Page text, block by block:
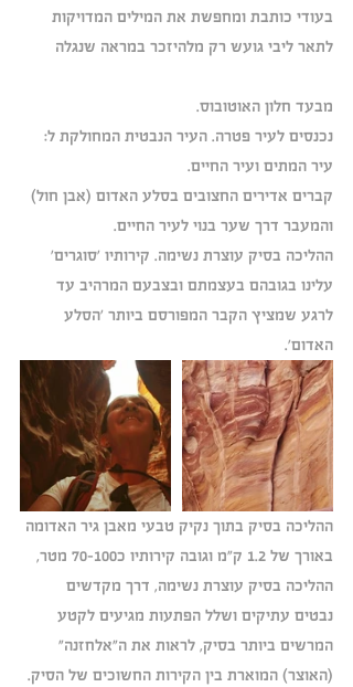
בעודי כותבת ומחפשת את המילים המדויקות
לתאר ליבי גועש רק מלהיזכר במראה שנגלה
מבעד חלון האוטובוס.
נכנסים לעיר פטרה. העיר הנבטית המחולקת ל:
עיר המתים ועיר החיים.
קברים אדירים החצובים בסלע האדום (אבן חול)
והמעבר דרך שער בנוי לעיר החיים.
ההליכה בסיק עוצרת נשימה. קירותיו 'סוגרים'
עלינו בגובהם בעצמתם ובצבעם המרהיב עד
לרגע שמציץ הקבר המפורסם ביותר 'הסלע
האדום'.
ההליכה בסיק בתוך נקיק טבעי מאבן גיר האדומה
באורך של 1.2 ק"מ וגובה קירותיו כ70-100 מטר,
ההליכה בסיק עוצרת נשימה, דרך מקדשים
נבטים עתיקים ושלל הפתעות מגיעים לקטע
המרשים ביותר בסיק, לראות את ה"אלחזנה"
(האוצר) המוארת בין הקירות החשוכים של הסיק.